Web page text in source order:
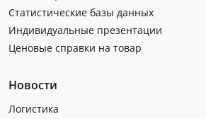
Статистические базы данных
Индивидуальные презентации
Ценовые справки на товар
Новости
Логистика